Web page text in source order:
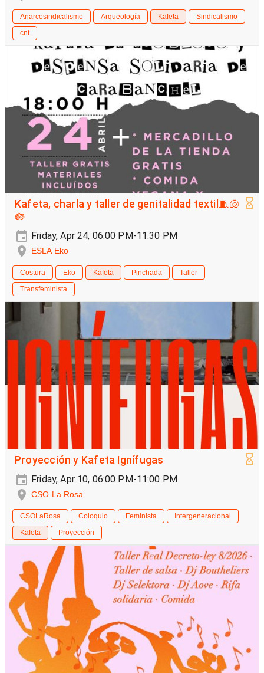
Anarcosindicalismo Arqueología Kafeta
Sindicalismo
cnt
Kafeta, charla y taller de genitalidad textil🧵🐚
🪷
Friday, Apr 24, 06:00 PM-11:30 PM
ESLA Eko
Costura Eko Kafeta Pinchada
Taller
Transfeminista
Proyección y Kafeta Ignífugas
Friday, Apr 10, 06:00 PM-11:00 PM
CSO La Rosa
CSOLaRosa Coloquio Feminista
Intergeneracional
Kafeta
Proyección